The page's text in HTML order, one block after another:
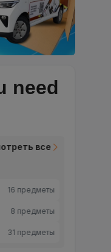
need
все
16 предметы
8 предметы
31 предметы